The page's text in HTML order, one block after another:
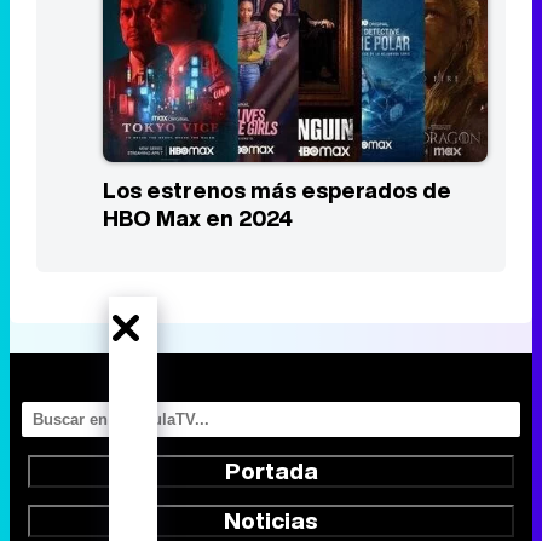
Los estrenos más esperados de
HBO Max en 2024
Portada
Noticias